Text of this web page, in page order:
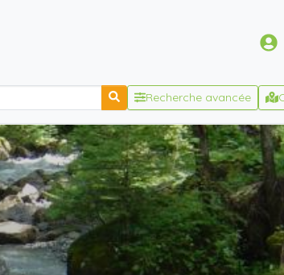
Recherche avancée